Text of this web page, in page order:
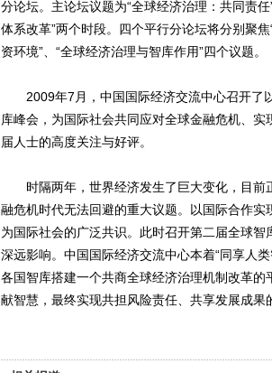
分论坛。主论坛议题为“全球经济治理：共同责
体系改革”两个时段。四个平行分论坛将分别聚
资环境”、“全球经济治理与智库作用”四个议题。
2009年7月，中国国际经济交流中心召开了
库峰会，为国际社会共同应对全球金融危机、
届人士的高度关注与好评。
时隔两年，世界经济发生了巨大变化，目前
融危机时代无法回避的重大议题。以国际合作
为国际社会的广泛共识。此时召开第二届全球
深远影响。中国国际经济交流中心本着“同享人
各国智库搭建一个共商全球经济治理机制改革
献智慧，最终实现共担风险责任、共享发展成果